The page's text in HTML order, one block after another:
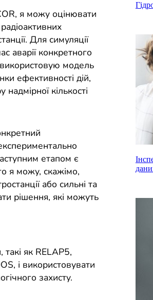
я можу оцінювати
Для симуляції
аварії конкретного
використовую модель
ефективності дій,
кількості
етапом є
я можу, скажімо,
або сильні та
рішення, які можуть
як RELAP5,
і використовувати
захисту.